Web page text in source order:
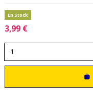
En Stock
3,99 €